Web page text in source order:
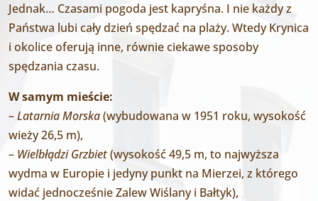
Jednak… Czasami pogoda jest kapryśna. I nie każdy z
Państwa lubi cały dzień spędzać na plaży. Wtedy Krynica
i okolice oferują inne, równie ciekawe sposoby
spędzania czasu.
W samym mieście:
–Latarnia Morska(wybudowana w 1951 roku, wysokość
wieży 26,5 m),
– Wielbłądzi Grzbiet(wysokość 49,5 m, to najwyższa
wydma w Europie i jedyny punkt na Mierzei, z którego
widać jednocześnie Zalew Wiślany i Bałtyk),